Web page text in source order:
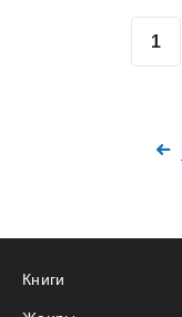
Книги